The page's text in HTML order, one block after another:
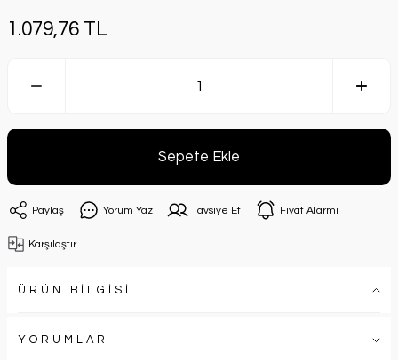
1.079,76 TL
Sepete Ekle
Paylaş Yorum Yaz Tavsiye Et Fiyat Alarmı
Karşılaştır
ÜRÜN BİLGİSİ
YORUMLAR